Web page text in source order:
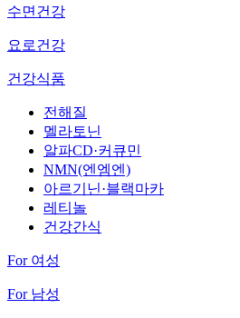
수면건강
요로건강
건강식품
전해질
멜라토닌
알파CD·커큐민
NMN(엔엠엔)
아르기닌·블랙마카
레티놀
건강간식
For 여성
For 남성